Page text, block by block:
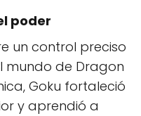
poder
un control preciso
mundo de Dragon
Goku fortaleció
y aprendió a